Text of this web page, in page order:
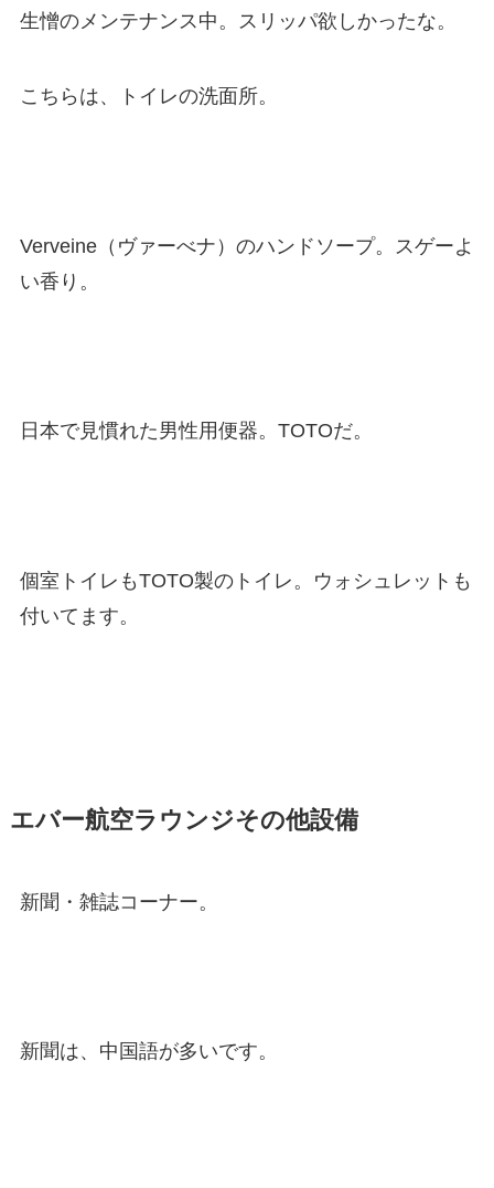
生憎のメンテナンス中。スリッパ欲しかったな。
こちらは、トイレの洗面所。
Verveine（ヴァーべナ）のハンドソープ。スゲーよ
い香り。
日本で見慣れた男性用便器。TOTOだ。
個室トイレもTOTO製のトイレ。ウォシュレットも
付いてます。
エバー航空ラウンジその他設備
新聞・雑誌コーナー。
新聞は、中国語が多いです。